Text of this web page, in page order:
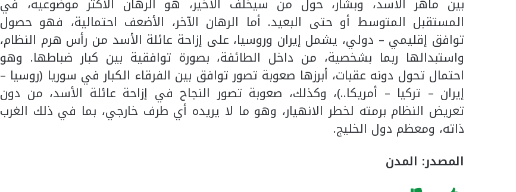
المستقبل المتوسط أو حتى البعيد. أما الرهان الآخر، الأضعف احتمالية، فهو حصول
توافق إقليمي – دولي، يشمل إيران وروسيا، على إزاحة عائلة الأسد من رأس هرم النظام،
واستبدالها ربما بشخصية، من داخل الطائفة، بصورة توافقية بين كبار ضباطها. وهو
احتمال تحول دونه عقبات، أبرزها صعوبة تصور توافق بين الفرقاء الكبار في سوريا (روسيا –
إيران – تركيا – أمريكا..)، وكذلك، صعوبة تصور النجاح في إزاحة عائلة الأسد، من دون
تعريض النظام برمته لخطر الانهيار، وهو ما لا يريده أي طرف خارجي، بما في ذلك الغرب
ذاته، ومعظم دول الخليج.
المصدر: المدن